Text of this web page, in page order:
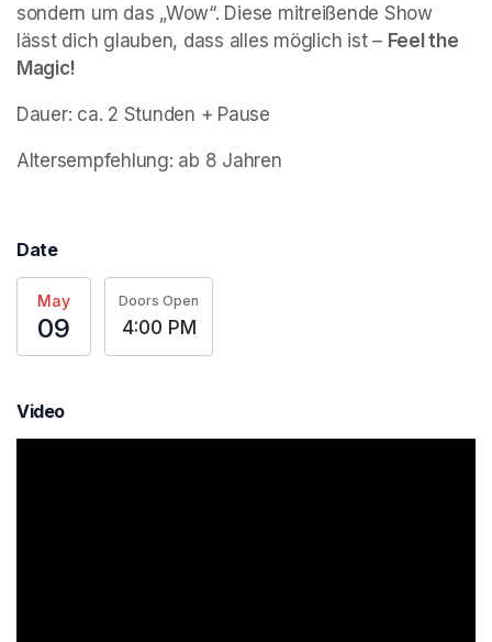
sondern um das „Wow“. Diese mitreißende Show
lässt dich glauben, dass alles möglich ist – Feel the
Magic!
Dauer: ca. 2 Stunden + Pause
Altersempfehlung: ab 8 Jahren
Date
May
09
Doors Open
4:00 PM
Video